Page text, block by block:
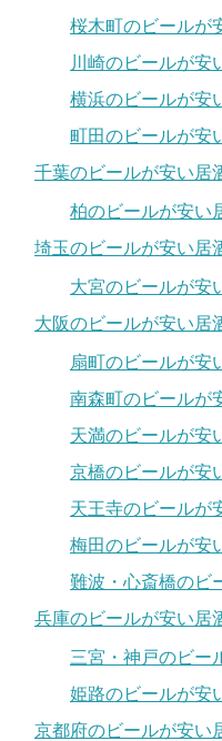
桜木町のビールが
川崎のビールが安
横浜のビールが安
町田のビールが安
千葉のビールが安い居
柏のビールが安い
埼玉のビールが安い居
大宮のビールが安
大阪のビールが安い居
扇町のビールが安
南森町のビールが
天満のビールが安
京橋のビールが安
天王寺のビールが
梅田のビールが安
難波・心斎橋のビ
兵庫のビールが安い居
三宮・神戸のビー
姫路のビールが安
京都府のビールが安い